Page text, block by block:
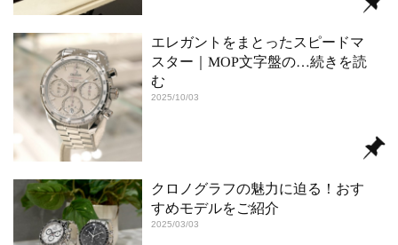
エレガントをまとったスピードマ
スター｜MOP文字盤の…続きを読
む
2025/10/03
クロノグラフの魅力に迫る！おす
すめモデルをご紹介
2025/03/03